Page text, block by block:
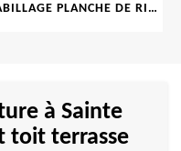
HABILLAGE PLANCHE DE RIVE 69
à Sainte
toit terrasse